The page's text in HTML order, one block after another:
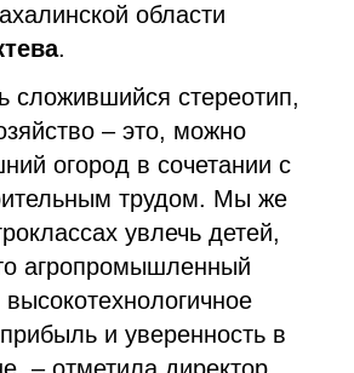
области
.
сложившийся стереотип,
– это, можно
огород в сочетании с
трудом. Мы же
увлечь детей,
агропромышленный
и уверенность в